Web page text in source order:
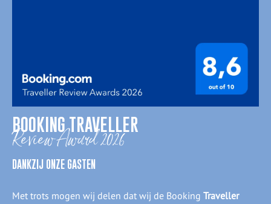
BOOKING TRAVELLER
Review Award 2026
DANKZIJ ONZE GASTEN
Met trots mogen wij delen dat wij de Booking Traveller